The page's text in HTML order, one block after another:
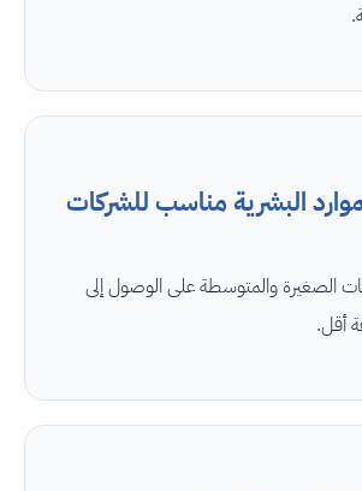
البشرية مناسب للشركات
الصغيرة والمتوسطة على الوصول إلى
أقل.